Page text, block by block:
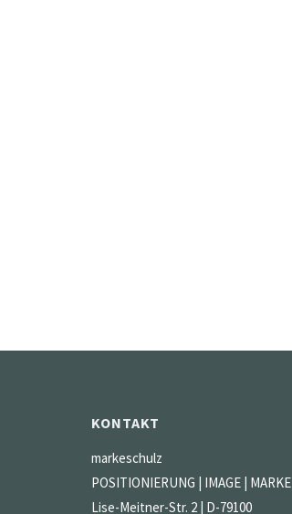
KONTAKT
markeschulz
POSITIONIERUNG | IMAGE | MARKE
Lise-Meitner-Str. 2 | D-79100